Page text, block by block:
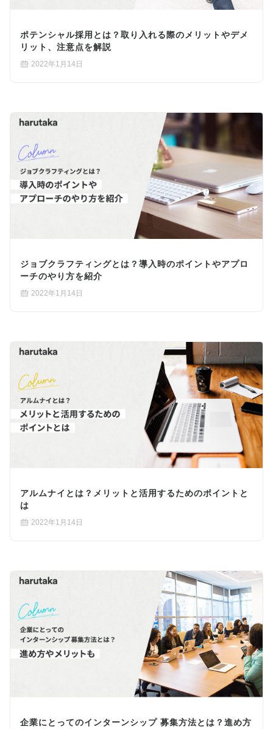
ポテンシャル採用とは？取り入れる際のメリットやデメ
リット、注意点を解説
2022年1月14日
ジョブクラフティングとは？導入時のポイントやアプロ
ーチのやり方を紹介
2022年1月14日
アルムナイとは？メリットと活用するためのポイントと
は
2022年1月14日
企業にとってのインターンシップ 募集方法とは？進め方